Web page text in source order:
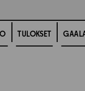
TULOKSET